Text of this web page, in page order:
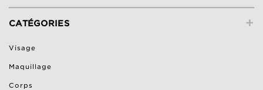
+
CATÉGORIES
Visage
Maquillage
Corps